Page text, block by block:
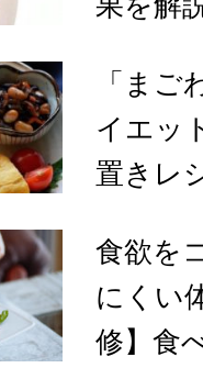
「ま
イエッ
置きレ
食欲を
にくい
修】食